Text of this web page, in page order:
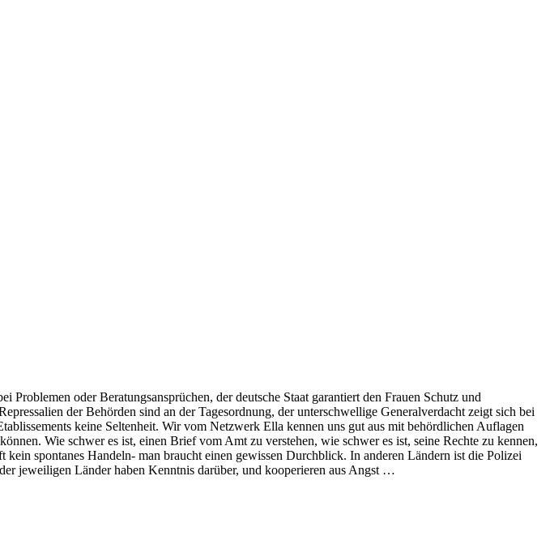
oder Beratungsansprüchen, der deutsche Staat garantiert den Frauen Schutz und
der Behörden sind an der Tagesordnung, der unterschwellige Generalverdacht zeigt sich bei
keine Seltenheit. Wir vom Netzwerk Ella kennen uns gut aus mit behördlichen Auflagen
Wie schwer es ist, einen Brief vom Amt zu verstehen, wie schwer es ist, seine Rechte zu kennen,
spontanes Handeln- man braucht einen gewissen Durchblick. In anderen Ländern ist die Polizei
jeweiligen Länder haben Kenntnis darüber, und kooperieren aus Angst …